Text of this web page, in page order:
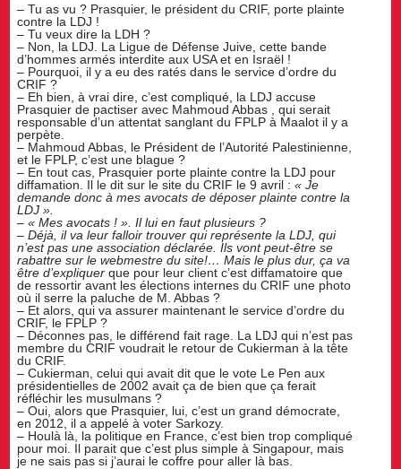
– Tu as vu ? Prasquier, le président du CRIF, porte plainte
contre la LDJ !
– Tu veux dire la LDH ?
– Non, la LDJ. La Ligue de Défense Juive, cette bande
d’hommes armés interdite aux USA et en Israël !
– Pourquoi, il y a eu des ratés dans le service d’ordre du
CRIF ?
– Eh bien, à vrai dire, c’est compliqué, la LDJ accuse
Prasquier de pactiser avec Mahmoud Abbas , qui serait
responsable d’un attentat sanglant du FPLP à Maalot il y a
perpète.
– Mahmoud Abbas, le Président de l’Autorité Palestinienne,
et le FPLP, c’est une blague ?
– En tout cas, Prasquier porte plainte contre la LDJ pour
diffamation. Il le dit sur le site du CRIF le 9 avril :« Je
demande donc à mes avocats de déposer plainte contre la
LDJ ».
– « Mes avocats ! ». Il lui en faut plusieurs ?
– Déjà, il va leur falloir trouver qui représente la LDJ, qui
n’est pas une association déclarée. Ils vont peut-être se
rabattre sur le webmestre du site!… Mais le plus dur, ça va
être d’expliquer que pour leur client c’est diffamatoire que
de ressortir avant les élections internes du CRIF une photo
où il serre la paluche de M. Abbas ?
– Et alors, qui va assurer maintenant le service d’ordre du
CRIF, le FPLP ?
– Déconnes pas, le différend fait rage. La LDJ qui n’est pas
membre du CRIF voudrait le retour de Cukierman à la tête
du CRIF.
– Cukierman, celui qui avait dit que le vote Le Pen aux
présidentielles de 2002 avait ça de bien que ça ferait
réfléchir les musulmans ?
– Oui, alors que Prasquier, lui, c’est un grand démocrate,
en 2012, il a appelé à voter Sarkozy.
– Houlà là, la politique en France, c’est bien trop compliqué
pour moi. Il parait que c’est plus simple à Singapour, mais
je ne sais pas si j’aurai le coffre pour aller là bas.